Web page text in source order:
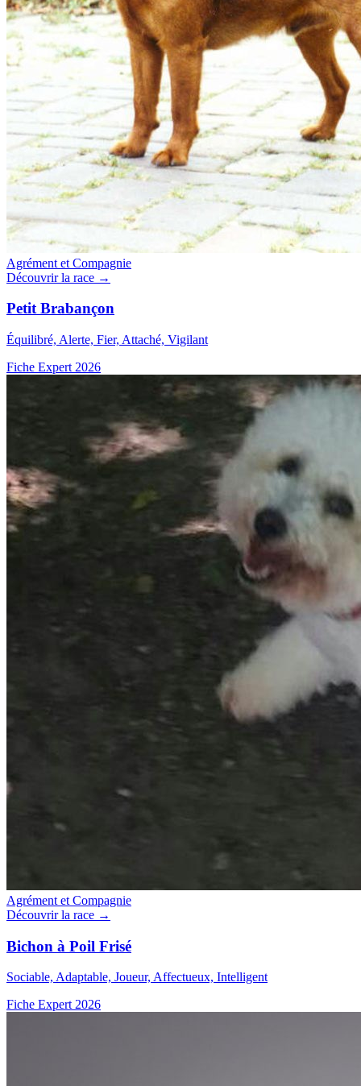
Agrément et Compagnie
Découvrir la race →
Petit Brabançon
Équilibré, Alerte, Fier, Attaché, Vigilant
Fiche Expert 2026
Agrément et Compagnie
Découvrir la race →
Bichon à Poil Frisé
Sociable, Adaptable, Joueur, Affectueux, Intelligent
Fiche Expert 2026